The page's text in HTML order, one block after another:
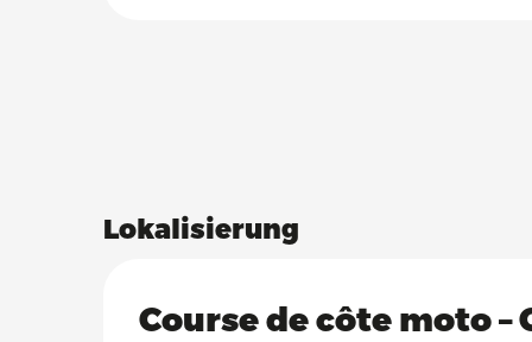
Lokalisierung
Course de côte moto